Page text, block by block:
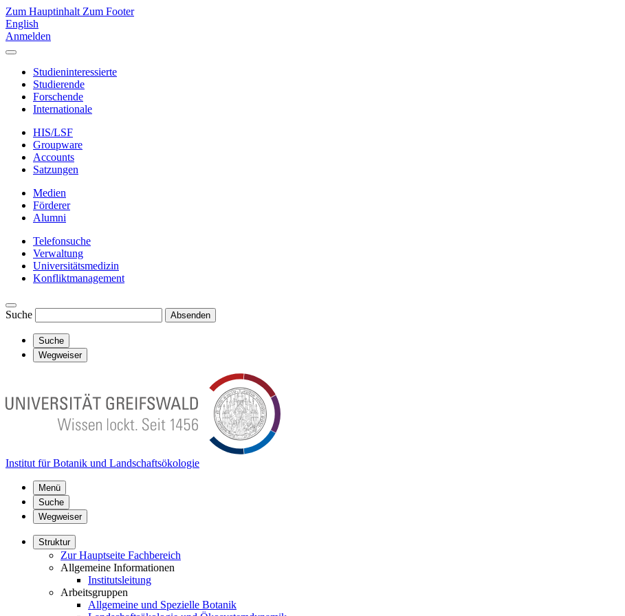
Zum Hauptinhalt Zum Footer
English
Anmelden
Studieninteressierte
Studierende
Forschende
Internationale
HIS/LSF
Groupware
Accounts
Satzungen
Medien
Förderer
Alumni
Telefonsuche
Verwaltung
Universitätsmedizin
Konfliktmanagement
Suche Absenden
Suche
Wegweiser
Institut für Botanik und Landschaftsökologie
Menü
Suche
Wegweiser
Struktur
Zur Hauptseite Fachbereich
Allgemeine Informationen
Institutsleitung
Arbeitsgruppen
Allgemeine und Spezielle Botanik